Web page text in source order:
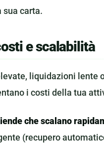
sua carta.
e scalabilità
liquidazioni lente
i costi della tua
che scalano
(recupero